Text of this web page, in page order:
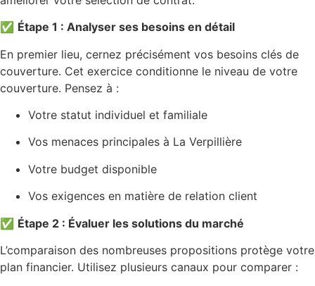
✅ Étape 1 : Analyser ses besoins en détail
En premier lieu, cernez précisément vos besoins clés de
couverture. Cet exercice conditionne le niveau de votre
couverture. Pensez à :
Votre statut individuel et familiale
Vos menaces principales à La Verpillière
Votre budget disponible
Vos exigences en matière de relation client
✅ Étape 2 : Évaluer les solutions du marché
L’comparaison des nombreuses propositions protège votre
plan financier. Utilisez plusieurs canaux pour comparer :